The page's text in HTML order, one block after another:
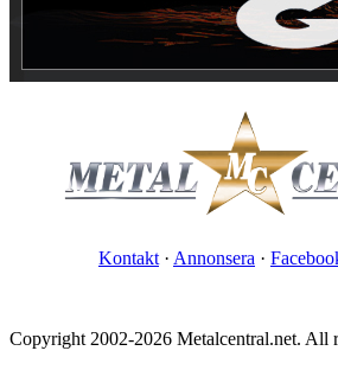
Kontakt · Annonsera ·
Copyright 2002-2026 Metalcentral.net. All